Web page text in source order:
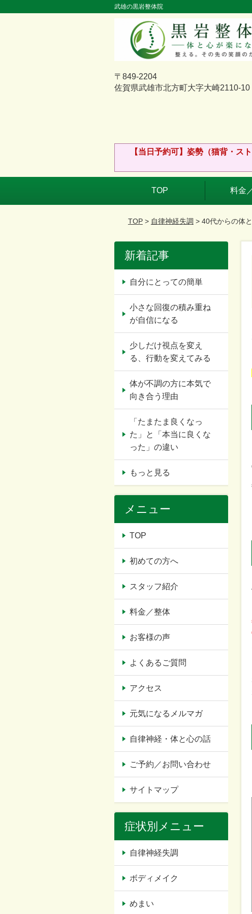
武雄の黒岩整体院
〒849-2204
佐賀県武雄市北方町大字大崎2110-10
【当日予約可】姿勢（猫背・ス
TOP 料金
TOP> 自律神経失調 > 40代からの体
新着記事
自分にとっての簡単
小さな回復の積み重ね
が自信になる
少しだけ視点を変え
る、行動を変えてみる
体が不調の方に本気で
向き合う理由
「たまたま良くなっ
た」と「本当に良くな
った」の違い
もっと見る
メニュー
TOP
初めての方へ
スタッフ紹介
料金／整体
お客様の声
よくあるご質問
アクセス
元気になるメルマガ
自律神経・体と心の話
ご予約／お問い合わせ
サイトマップ
症状別メニュー
自律神経失調
ボディメイク
めまい